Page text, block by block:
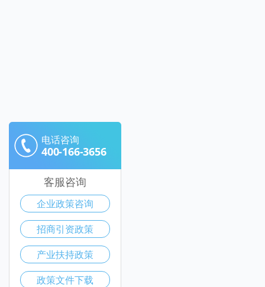
电话咨询
400-166-3656
客服咨询
企业政策咨询
招商引资政策
产业扶持政策
政策文件下载